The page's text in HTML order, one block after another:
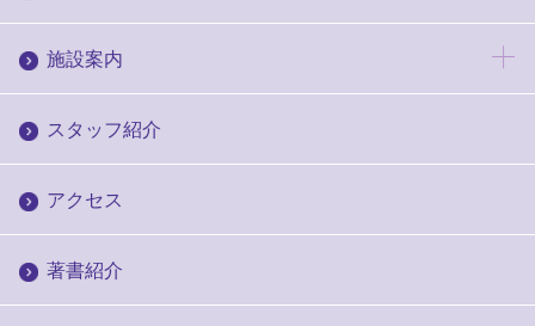
施設案内
スタッフ紹介
アクセス
著書紹介